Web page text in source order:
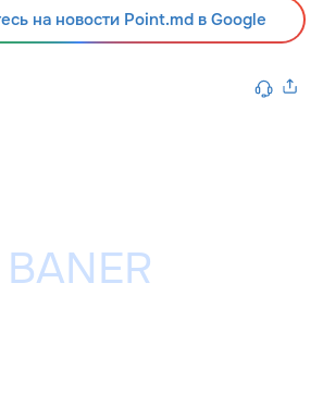
на новости Point.md в Google